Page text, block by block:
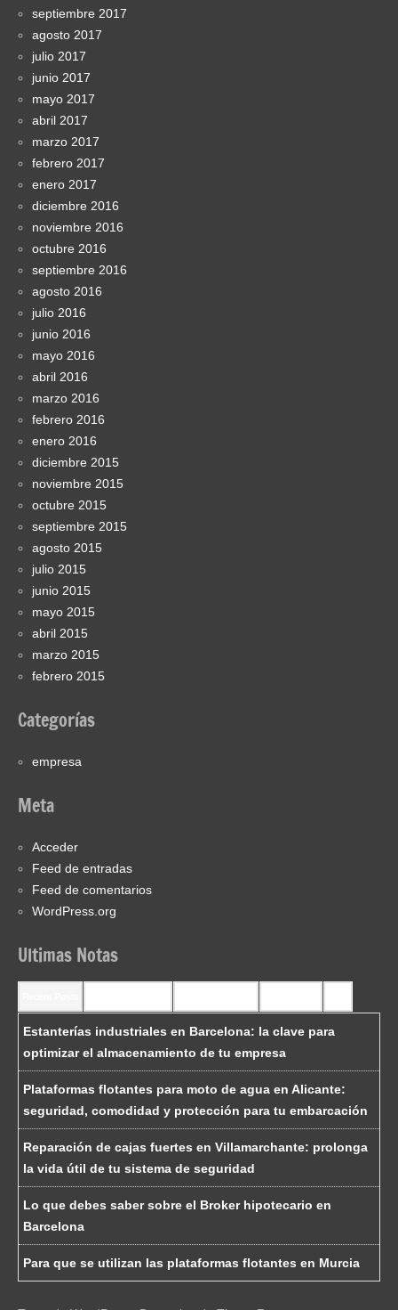
septiembre 2017
agosto 2017
julio 2017
junio 2017
mayo 2017
abril 2017
marzo 2017
febrero 2017
enero 2017
diciembre 2016
noviembre 2016
octubre 2016
septiembre 2016
agosto 2016
julio 2016
junio 2016
mayo 2016
abril 2016
marzo 2016
febrero 2016
enero 2016
diciembre 2015
noviembre 2015
octubre 2015
septiembre 2015
agosto 2015
julio 2015
junio 2015
mayo 2015
abril 2015
marzo 2015
febrero 2015
Categorías
empresa
Meta
Acceder
Feed de entradas
Feed de comentarios
WordPress.org
Ultimas Notas
Estanterías industriales en Barcelona: la clave para
optimizar el almacenamiento de tu empresa
Plataformas flotantes para moto de agua en Alicante:
seguridad, comodidad y protección para tu embarcación
Reparación de cajas fuertes en Villamarchante: prolonga
la vida útil de tu sistema de seguridad
Lo que debes saber sobre el Broker hipotecario en
Barcelona
Para que se utilizan las plataformas flotantes en Murcia